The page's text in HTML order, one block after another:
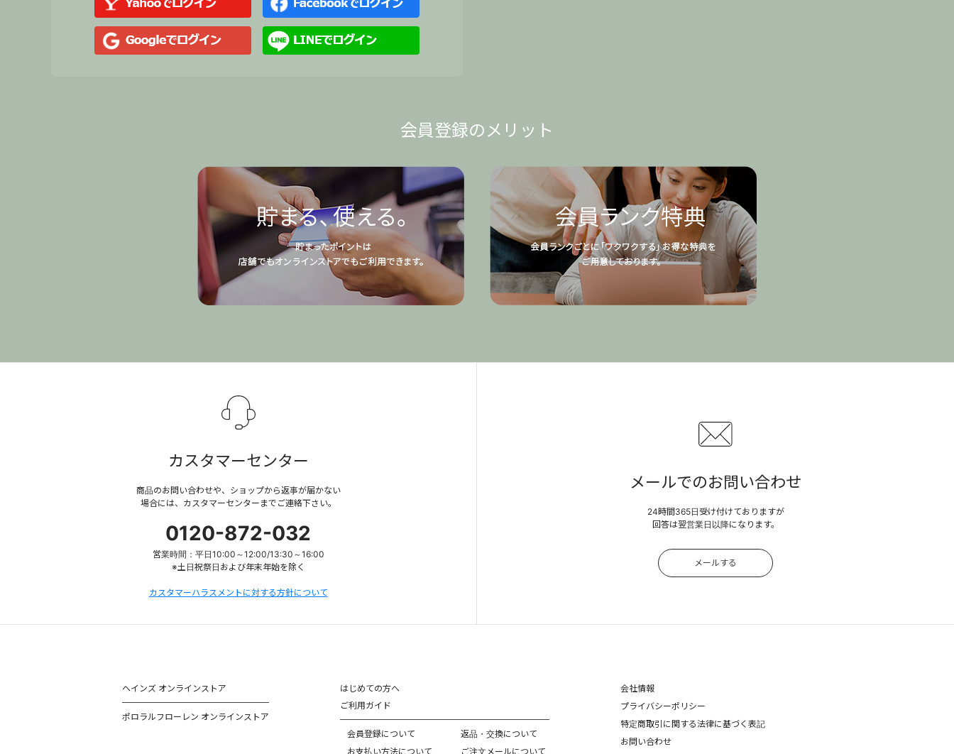
会員登録のメリット
カスタマーセンター
商品のお問い合わせや、ショップから返事が届かない
場合には、カスタマーセンターまでご連絡下さい。
0120-872-032
営業時間：平日10:00～12:00/13:30～16:00
※土日祝祭日および年末年始を除く
カスタマーハラスメントに対する方針について
メールでのお問い合わせ
24時間365日受け付けておりますが
回答は翌営業日以降になります。
メールする
ヘインズ オンラインストア
ポロラルフローレン オンラインストア
はじめての方へ
ご利用ガイド
会員登録について
お支払い方法について
返品・交換について
ご注文メールについて
会社情報
プライバシーポリシー
特定商取引に関する法律に基づく表記
お問い合わせ